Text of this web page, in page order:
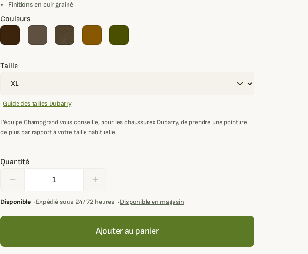
Finitions en cuir grainé
Couleurs
Taille
Guide des tailles Dubarry
L’équipe Champgrand vous conseille, pour les chaussures Dubarry, de prendre une pointure
de plus par rapport à votre taille habituelle.
Quantité
remove add
Disponible ·Expédié sous 24/ 72 heures ·Disponible en magasin
Ajouter au panier